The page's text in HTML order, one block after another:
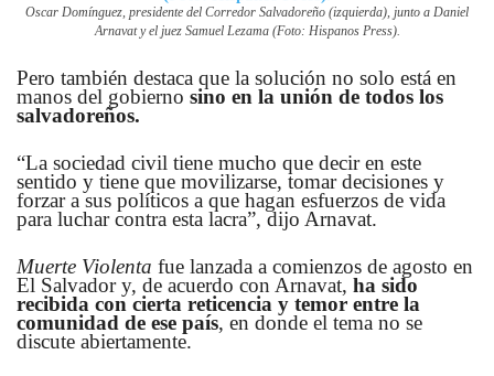
Oscar Domínguez, presidente del Corredor Salvadoreño (izquierda), junto a Daniel
Arnavat y el juez Samuel Lezama (Foto: Hispanos Press).
Pero también destaca que la solución no solo está en
manos del gobierno sino en la unión de todos los
salvadoreños.
“La sociedad civil tiene mucho que decir en este
sentido y tiene que movilizarse, tomar decisiones y
forzar a sus políticos a que hagan esfuerzos de vida
para luchar contra esta lacra”, dijo Arnavat.
Muerte Violenta fue lanzada a comienzos de agosto en
El Salvador y, de acuerdo con Arnavat, ha sido
recibida con cierta reticencia y temor entre la
comunidad de ese país, en donde el tema no se
discute abiertamente.